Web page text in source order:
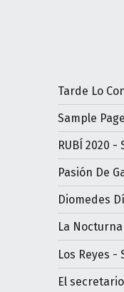
Tarde Lo
Sample Page
RUBÍ 2020 -
Pasión De
Diomedes
La
Los Reyes -
El